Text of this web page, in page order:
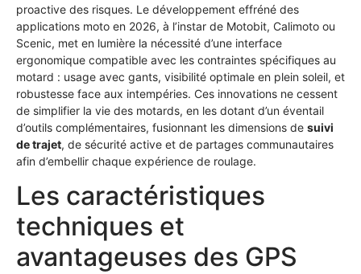
proactive des risques. Le développement effréné des
applications moto en 2026, à l’instar de Motobit, Calimoto ou
Scenic, met en lumière la nécessité d’une interface
ergonomique compatible avec les contraintes spécifiques au
motard : usage avec gants, visibilité optimale en plein soleil, et
robustesse face aux intempéries. Ces innovations ne cessent
de simplifier la vie des motards, en les dotant d’un éventail
d’outils complémentaires, fusionnant les dimensions de suivi
de trajet, de sécurité active et de partages communautaires
afin d’embellir chaque expérience de roulage.
Les caractéristiques
techniques et
avantageuses des GPS